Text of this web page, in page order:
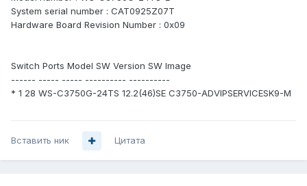
System serial number : CAT0925Z07T
Hardware Board Revision Number : 0x09
Switch Ports Model SW Version SW Image
------ ----- ----- ---------- ----------
* 1 28 WS-C3750G-24TS 12.2(46)SE C3750-ADVIPSERVICESK9-M
Вставить ник Цитата